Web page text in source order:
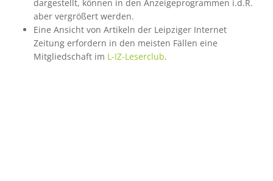
dargestellt, können in den Anzeigeprogrammen i.d.R.
aber vergrößert werden.
Eine Ansicht von Artikeln der Leipziger Internet
Zeitung erfordern in den meisten Fällen eine
Mitgliedschaft im L-IZ-Leserclub.